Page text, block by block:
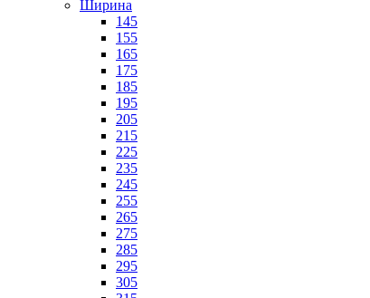
Ширина
145
155
165
175
185
195
205
215
225
235
245
255
265
275
285
295
305